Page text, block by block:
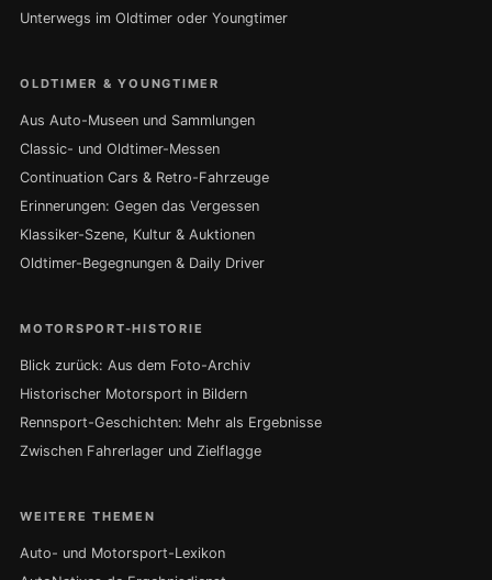
Unterwegs im Oldtimer oder Youngtimer
OLDTIMER & YOUNGTIMER
Aus Auto-Museen und Sammlungen
Classic- und Oldtimer-Messen
Continuation Cars & Retro-Fahrzeuge
Erinnerungen: Gegen das Vergessen
Klassiker-Szene, Kultur & Auktionen
Oldtimer-Begegnungen & Daily Driver
MOTORSPORT-HISTORIE
Blick zurück: Aus dem Foto-Archiv
Historischer Motorsport in Bildern
Rennsport-Geschichten: Mehr als Ergebnisse
Zwischen Fahrerlager und Zielflagge
WEITERE THEMEN
Auto- und Motorsport-Lexikon